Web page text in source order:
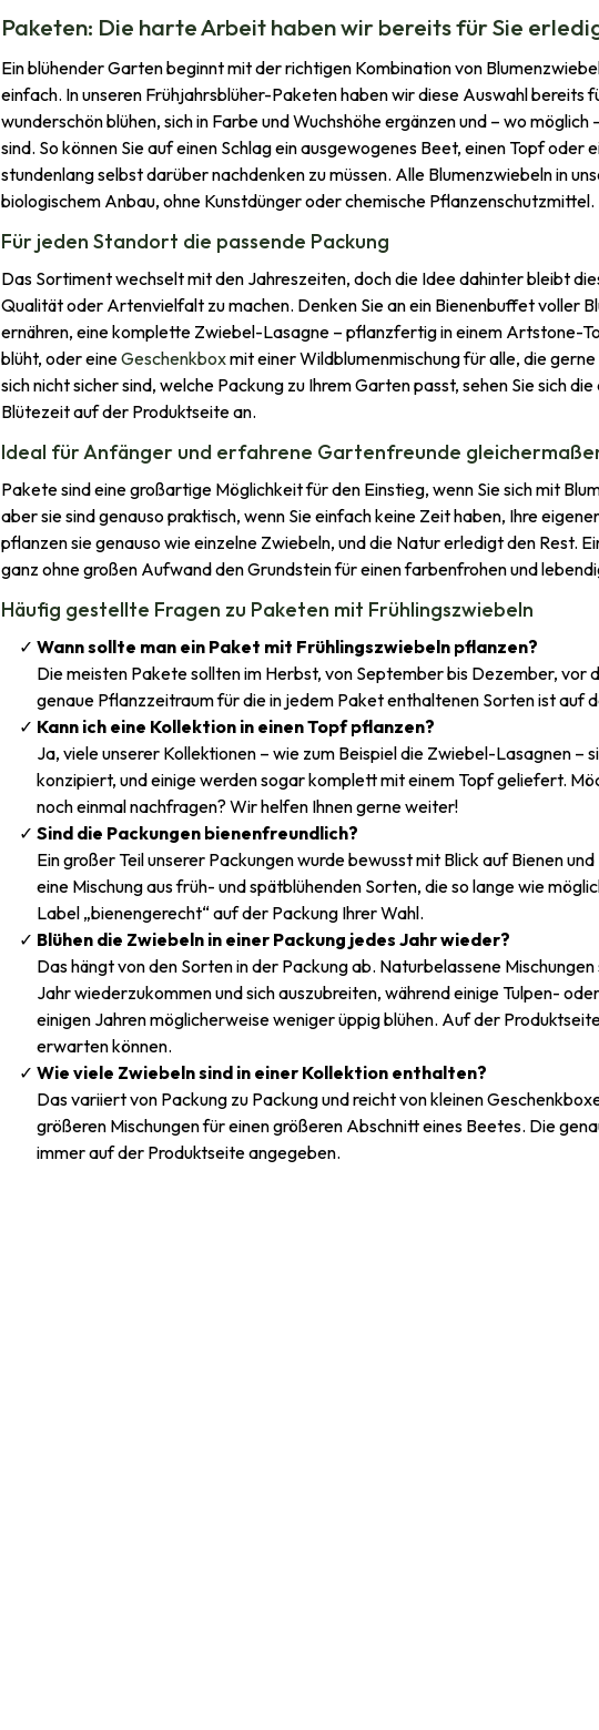
Paketen: Die harte Arbeit haben wir bereits für Sie
Ein blühender Garten beginnt mit der richtigen Kombination von
einfach. In unseren Frühjahrsblüher-Paketen haben wir diese Auswahl bereits
wunderschön blühen, sich in Farbe und Wuchshöhe ergänzen und – wo
sind. So können Sie auf einen Schlag ein ausgewogenes Beet, einen Topf oder
stundenlang selbst darüber nachdenken zu müssen. Alle Blumenzwiebeln in
biologischem Anbau, ohne Kunstdünger oder chemische Pflanzenschutzmittel.
Für jeden Standort die passende Packung
Das Sortiment wechselt mit den Jahreszeiten, doch die Idee dahinter bleibt
Qualität oder Artenvielfalt zu machen. Denken Sie an ein Bienenbuffet voller
ernähren, eine komplette Zwiebel-Lasagne – pflanzfertig in einem Artstone-
blüht, oder eineGeschenkboxmit einer Wildblumenmischung für alle, die
sich nicht sicher sind, welche Packung zu Ihrem Garten passt, sehen Sie sich
Blütezeit auf der Produktseite an.
Ideal für Anfänger und erfahrene Gartenfreunde
Pakete sind eine großartige Möglichkeit für den Einstieg, wenn Sie sich mit
aber sie sind genauso praktisch, wenn Sie einfach keine Zeit haben, Ihre
pflanzen sie genauso wie einzelne Zwiebeln, und die Natur erledigt den Rest.
ganz ohne großen Aufwand den Grundstein für einen farbenfrohen und
Häufig gestellte Fragen zu Paketen mit Frühlingszwiebeln
Wann sollte man ein Paket mit Frühlingszwiebeln pflanzen?
Die meisten Pakete sollten im Herbst, von September bis Dezember,
genaue Pflanzzeitraum für die in jedem Paket enthaltenen Sorten ist auf
Kann ich eine Kollektion in einen Topf pflanzen?
Ja, viele unserer Kollektionen – wie zum Beispiel die Zwiebel-Lasagnen –
konzipiert, und einige werden sogar komplett mit einem Topf geliefert.
noch einmal nachfragen? Wir helfen Ihnen gerne weiter!
Sind die Packungen bienenfreundlich?
Ein großer Teil unserer Packungen wurde bewusst mit Blick auf Bienen
eine Mischung aus früh- und spätblühenden Sorten, die so lange wie
Label „bienengerecht“ auf der Packung Ihrer Wahl.
Blühen die Zwiebeln in einer Packung jedes Jahr wieder?
Das hängt von den Sorten in der Packung ab. Naturbelassene
Jahr wiederzukommen und sich auszubreiten, während einige Tulpen-
einigen Jahren möglicherweise weniger üppig blühen. Auf der
erwarten können.
Wie viele Zwiebeln sind in einer Kollektion enthalten?
Das variiert von Packung zu Packung und reicht von kleinen
größeren Mischungen für einen größeren Abschnitt eines Beetes. Die
immer auf der Produktseite angegeben.